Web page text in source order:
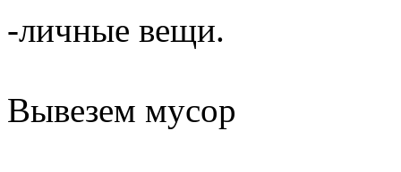
-личные вещи.
Вывезем мусор